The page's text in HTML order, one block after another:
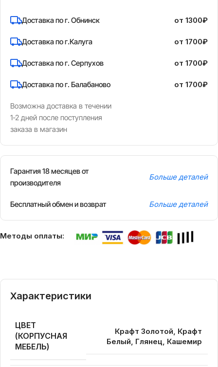
Доставка по г. Обнинск
Доставка по г.Калуга
Доставка по г. Серпухов
Доставка по г. Балабаново
Возможна доставка в течении
1-2 дней после поступления
заказа в магазин
от 1300₽
от 1700₽
от 1700₽
от 1700₽
Гарантия 18 месяцев от
производителя
Больше деталей
Бесплатный обмен и возврат Больше деталей
Методы оплаты:
Характеристики
ЦВЕТ
(КОРПУСНАЯ
МЕБЕЛЬ)
Крафт Золотой, Крафт
Белый, Глянец, Кашемир